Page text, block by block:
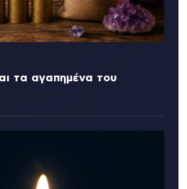
τα αγαπημένα του